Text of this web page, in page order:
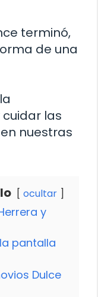
terminó,
de una
las
nuestras
ocultar
y
pantalla
Dulce